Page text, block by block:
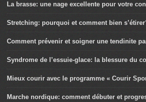
La brasse: une nage excellente pour votre
Stretching: pourquoi et comment bien
Comment prévenir et soigner une tendinite
Syndrome de l’essuie-glace: la blessure du
Mieux courir avec le programme « Courir
Marche nordique: comment débuter et